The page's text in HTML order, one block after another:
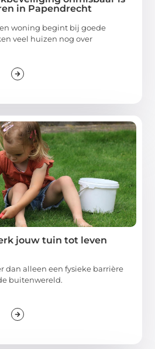
in Papendrecht
woning begint bij goede
veel huizen nog over
jouw tuin tot leven
dan alleen een fysieke barrière
buitenwereld.